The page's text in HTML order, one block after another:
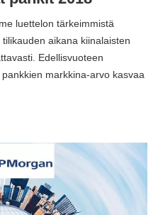
luettelon tärkeimmistä
aikana kiinalaisten
Edellisvuoteen
markkina-arvo kasvaa